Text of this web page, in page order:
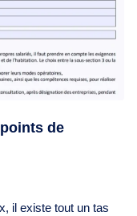
de
il existe tout un tas